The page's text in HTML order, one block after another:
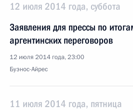
12 июля 2014 года, суббота
Заявления для прессы по
аргентинских переговоров
12 июля 2014 года, 23:00
Буэнос-Айрес
11 июля 2014 года, пятница